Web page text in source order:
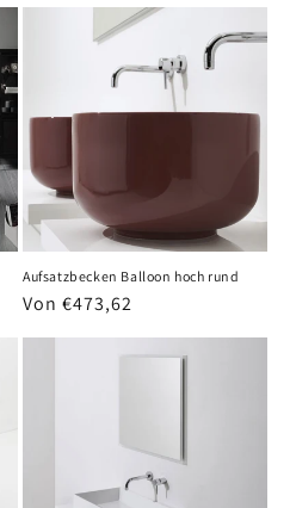
Aufsatzbecken Balloon hoch rund
Normaler
Von €473,62